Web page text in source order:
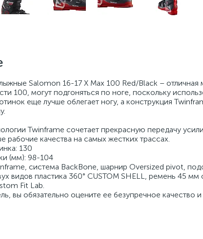
Salomon 16-17 X Max 100 Red/Black –
100, могут подгоняться по ноге, поскольку
еще лучше облегает ногу, а конструкция
Twinframe сочетает прекрасную передачу
рабочие качества на самых жестких трассах.
130
(мм): 98-104
система BackBone, шарнир Oversized pivot,
видов пластика 360° CUSTOM SHELL, ремень 45
Fit Lab.
вы обязательно оцените ее безупречное качество и